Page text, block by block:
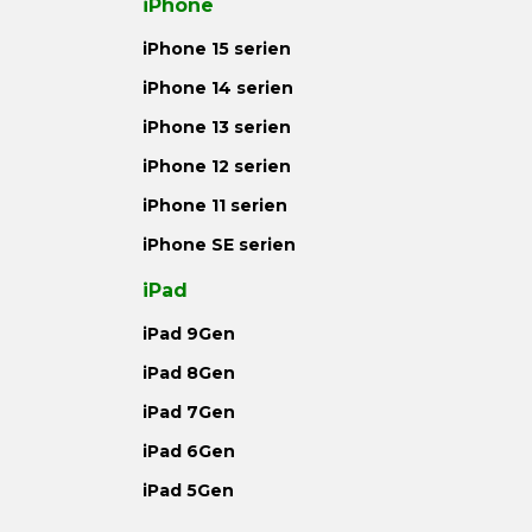
iPhone
iPhone 15 serien
iPhone 14 serien
iPhone 13 serien
iPhone 12 serien
iPhone 11 serien
iPhone SE serien
iPad
iPad 9Gen
iPad 8Gen
iPad 7Gen
iPad 6Gen
iPad 5Gen